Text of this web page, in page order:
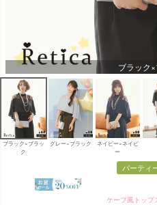
ブラック
ブラック×ブラッ
ク
グレー×ブラック
ネイビー×ネイビ
ー
パーティ
ケープ風トップ